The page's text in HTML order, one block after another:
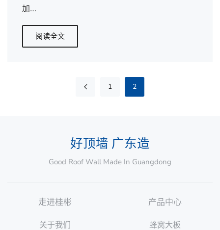
加…
阅读全文
1 2
好顶墙 广东造
Good Roof Wall Made In Guangdong
走进桂彬
关于我们
产品中心
蜂窝大板